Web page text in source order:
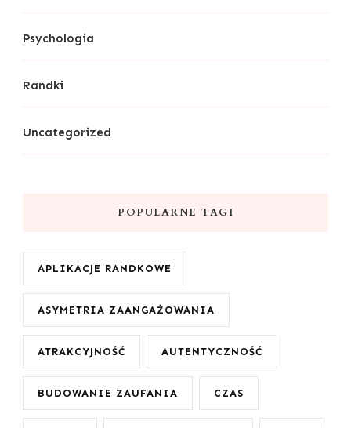
Psychologia
Randki
Uncategorized
POPULARNE TAGI
APLIKACJE RANDKOWE
ASYMETRIA ZAANGAŻOWANIA
ATRAKCYJNOŚĆ AUTENTYCZNOŚĆ
BUDOWANIE ZAUFANIA CZAS